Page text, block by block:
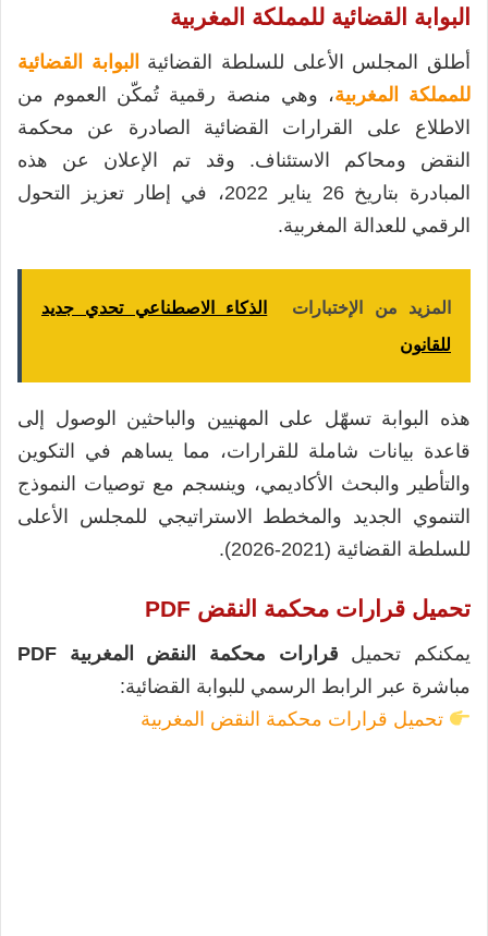
البوابة القضائية للمملكة المغربية
أطلق المجلس الأعلى للسلطة القضائية
البوابة القضائية
للمملكة المغربية، وهي منصة رقمية تُمكّن العموم من
الاطلاع على القرارات القضائية الصادرة عن محكمة
النقض ومحاكم الاستئناف. وقد تم الإعلان عن هذه
المبادرة بتاريخ 26 يناير 2022، في إطار تعزيز التحول
الرقمي للعدالة المغربية.
المزيد من الإختبارات
الذكاء الاصطناعي تحدي جديد
للقانون
هذه البوابة تسهّل على المهنيين والباحثين الوصول إلى
قاعدة بيانات شاملة للقرارات، مما يساهم في التكوين
والتأطير والبحث الأكاديمي، وينسجم مع توصيات النموذج
التنموي الجديد والمخطط الاستراتيجي للمجلس الأعلى
للسلطة القضائية (2021-2026).
تحميل قرارات محكمة النقض PDF
يمكنكم تحميل قرارات محكمة النقض المغربية PDF
مباشرة عبر الرابط الرسمي للبوابة القضائية:
تحميل قرارات محكمة النقض المغربية